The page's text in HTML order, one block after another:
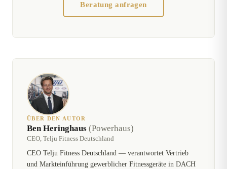
Beratung anfragen
ÜBER DEN AUTOR
Ben Heringhaus (Powerhaus)
CEO, Telju Fitness Deutschland
CEO Telju Fitness Deutschland — verantwortet Vertrieb
und Markteinführung gewerblicher Fitnessgeräte in DACH